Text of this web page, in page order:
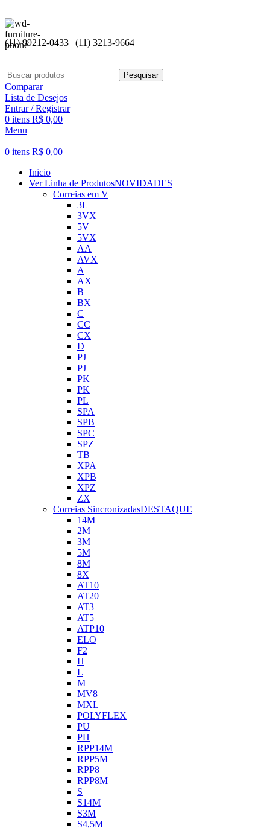
(11) 99212-0433 | (11) 3213-9664
Pesquisar
Comparar
Lista de Desejos
Entrar / Registrar
0 itens R$ 0,00
Menu
0 itens R$ 0,00
Inicio
Ver Linha de ProdutosNOVIDADES
Correias em V
3L
3VX
5V
5VX
AA
AVX
A
AX
B
BX
C
CC
CX
D
PJ
PJ
PK
PK
PL
SPA
SPB
SPC
SPZ
TB
XPA
XPB
XPZ
ZX
Correias SincronizadasDESTAQUE
14M
2M
3M
5M
8M
8X
AT10
AT20
AT3
AT5
ATP10
ELO
F2
H
L
M
MV8
MXL
POLYFLEX
PU
PH
RPP14M
RPP5M
RPP8
RPP8M
S
S14M
S3M
S4,5M